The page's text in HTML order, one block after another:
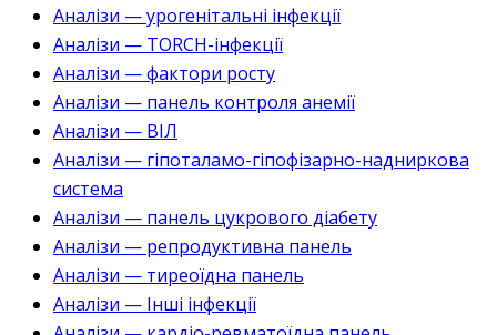
Аналізи — урогенітальні інфекції
Аналізи — TORCH-інфекції
Аналізи — фактори росту
Аналізи — панель контроля анемії
Аналізи — ВІЛ
Аналізи — гіпоталамо-гіпофізарно-надниркова
система
Аналізи — панель цукрового діабету
Аналізи — репродуктивна панель
Аналізи — тиреоїдна панель
Аналізи — Інші інфекції